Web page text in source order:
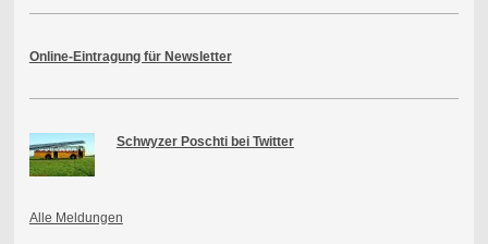
Online-Eintragung für Newsletter
Schwyzer Poschti bei Twitter
Alle Meldungen